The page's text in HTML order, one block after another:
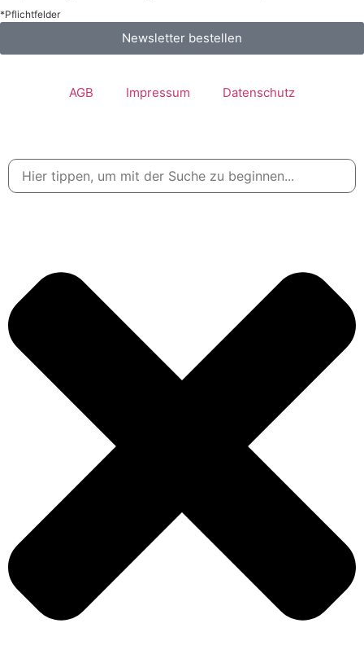
*Pflichtfelder
Newsletter bestellen
AGB Impressum Datenschutz